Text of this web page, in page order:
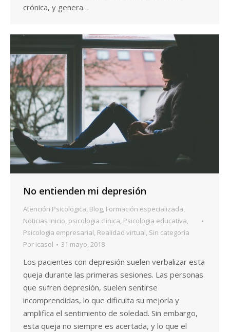
crónica, y genera…
No entienden mi depresión
Atención Psicológica, Blog, Formación especializada,
Noticias Inicio, psicologia clinica, Psicologia educativa,
Psicologia empresarial, Realidad virtual, Sin categoría
Por icasol 31 mayo, 2018
Los pacientes con depresión suelen verbalizar esta
queja durante las primeras sesiones. Las personas
que sufren depresión, suelen sentirse
incomprendidas, lo que dificulta su mejoría y
amplifica el sentimiento de soledad. Sin embargo,
esta queja no siempre es acertada, y lo que el